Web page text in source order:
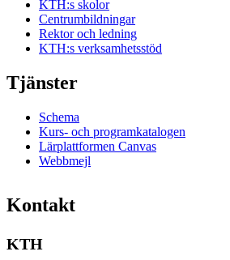
KTH:s skolor
Centrumbildningar
Rektor och ledning
KTH:s verksamhetsstöd
Tjänster
Schema
Kurs- och programkatalogen
Lärplattformen Canvas
Webbmejl
Kontakt
KTH